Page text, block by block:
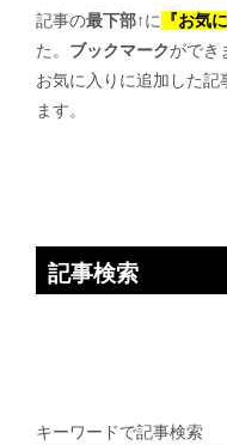
記事の最下部↑に 『お気
た。 ブックマークができ
お気に入りに追加した記
ます。
記事検索
キーワードで記事検索